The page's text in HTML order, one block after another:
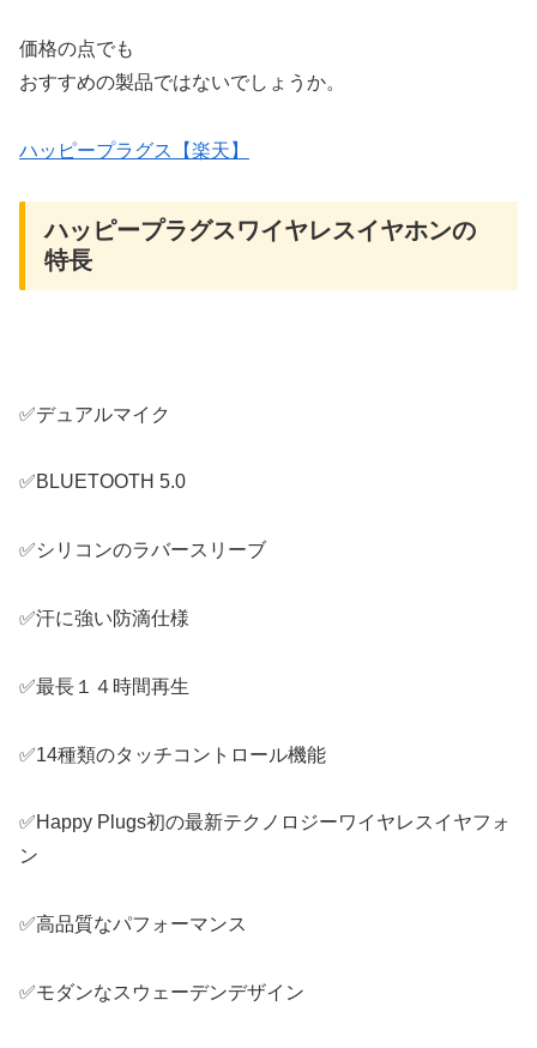
価格の点でも
おすすめの製品ではないでしょうか。
ハッピープラグス【楽天】
ハッピープラグスワイヤレスイヤホンの
特長
✅デュアルマイク
✅BLUETOOTH 5.0
✅シリコンのラバースリーブ
✅汗に強い防滴仕様
✅最長１４時間再生
✅14種類のタッチコントロール機能
✅Happy Plugs初の最新テクノロジーワイヤレスイヤフォ
ン
✅高品質なパフォーマンス
✅モダンなスウェーデンデザイン